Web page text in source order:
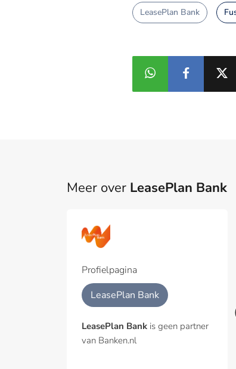
LeasePlan Bank
Meer over LeasePlan Bank
Profielpagina
LeasePlan Bank
LeasePlan Bank is geen partner
van Banken.nl
LeasePlan Bank over
Spaargedrag
Nederlanders
verandert: van
sparen voor later